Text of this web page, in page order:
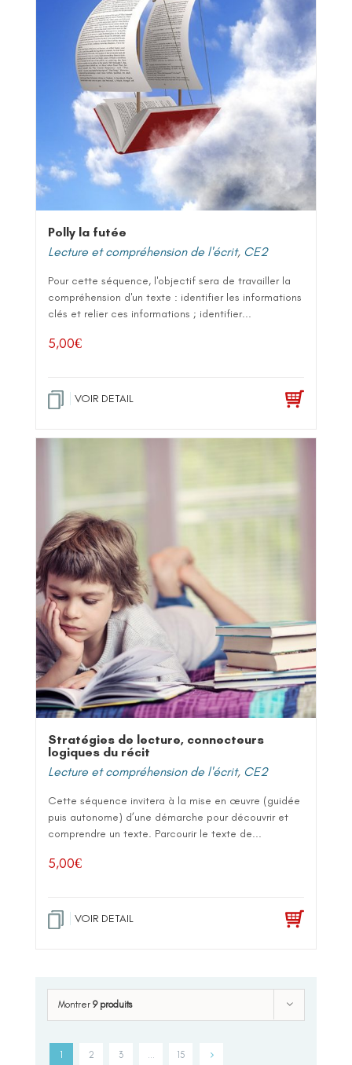
Polly la futée
Lecture et compréhension de l'écrit, CE2
Pour cette séquence, l'objectif sera de travailler la
compréhension d'un texte : identifier les informations
clés et relier ces informations ; identifier...
5,00€
VOIR DETAIL
Stratégies de lecture, connecteurs
logiques du récit
Lecture et compréhension de l'écrit, CE2
Cette séquence invitera à la mise en œuvre (guidée
puis autonome) d’une démarche pour découvrir et
comprendre un texte. Parcourir le texte de...
5,00€
VOIR DETAIL
Montrer 9 produits
1 2 3 15